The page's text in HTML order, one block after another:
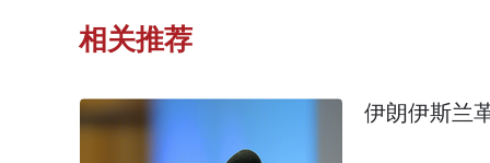
相关推荐
伊朗伊斯兰